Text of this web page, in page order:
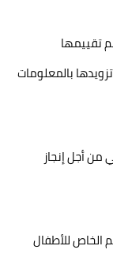
تقييمها
بالمعلومات
أجل إنجاز